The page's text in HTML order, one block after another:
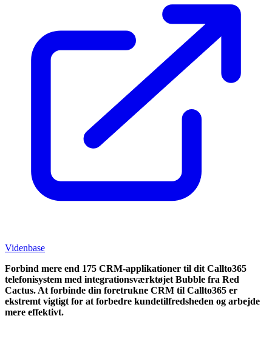
Videnbase
Forbind mere end 175 CRM-applikationer til dit Callto365
telefonisystem med integrationsværktøjet Bubble fra Red
Cactus. At forbinde din foretrukne CRM til Callto365 er
ekstremt vigtigt for at forbedre kundetilfredsheden og arbejde
mere effektivt.